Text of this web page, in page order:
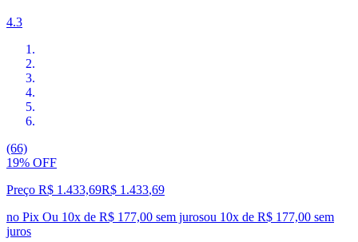
4.3
(66)
19% OFF
Preço R$ 1.433,69R$ 1.433,69
no Pix Ou 10x de R$ 177,00 sem jurosou 10x de R$ 177,00 sem
juros